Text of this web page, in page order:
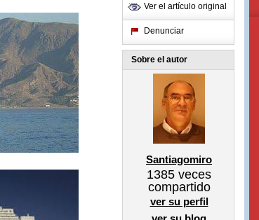
Ver el artículo original
Denunciar
Sobre el autor
Santiagomiro
1385 veces
compartido
ver su perfil